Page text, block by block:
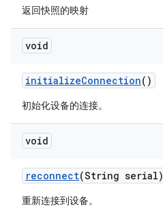
返回快照的映射
void
initializeConnection()
初始化设备的连接。
void
reconnect(String serial)
重新连接到设备。